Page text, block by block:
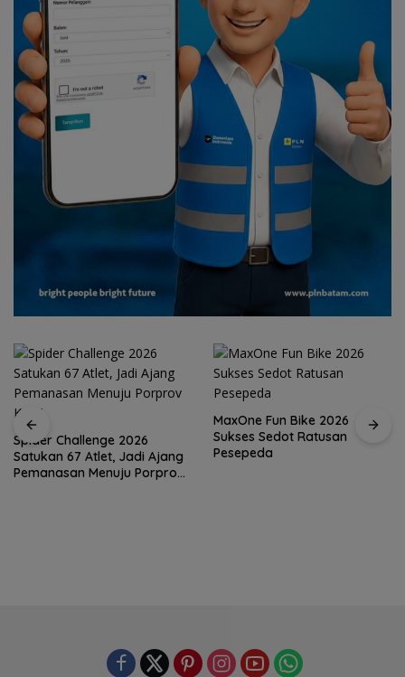
Spider Challenge 2026
Satukan 67 Atlet, Jadi Ajang
Pemanasan Menuju Porprov
MaxOne Fun Bike 2026
Sukses Sedot Ratusan
Pesepeda